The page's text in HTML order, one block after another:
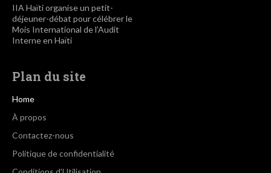
IIA Haïti organise un petit-
déjeuner-débat pour célébrer le
Mois International de l’Audit
Interne en Haïti
Plan du site
Home
À propos
Contactez-nous
Politique de confidentialité